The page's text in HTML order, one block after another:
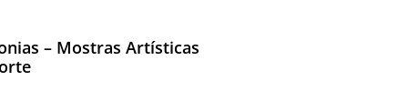
– Mostras Artísticas